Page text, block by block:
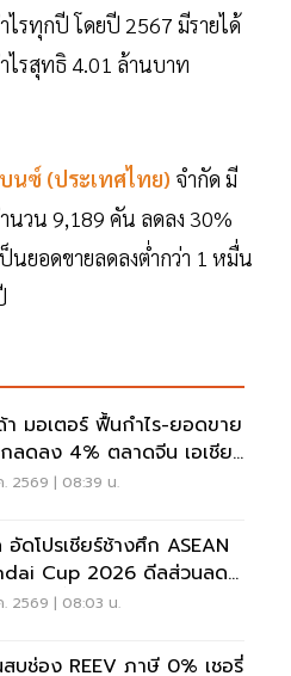
รทุกปี โดยปี 2567 มีรายได้
ไรสุทธิ 4.01 ล้านบาท
บนซ์ (ประเทศไทย) จำกัด มี
วน 9,189 คัน ลดลง 30%
ยอดขายลดลงต่ำกว่า 1 หมื่น
มอเตอร์ ฟื้นกำไร-ยอดขาย
ลดลง 4% ตลาดจีน เอเชีย
2569 | 08:39 น.
อัดโปรเชียร์ช้างศึก ASEAN
Cup 2026 ดีลส่วนลด
แจกเสื้อทีมชาติไทย
. 2569 | 08:03 น.
บช่อง REEV ภาษี 0% เชอรี่